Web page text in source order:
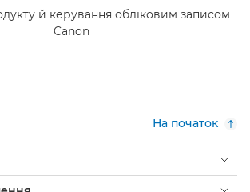
й керування обліковим записом
Canon
На початок